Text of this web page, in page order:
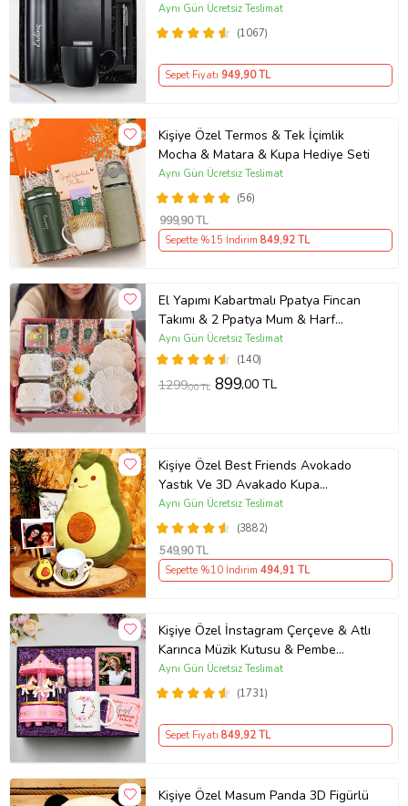
(1067)
Aynı Gün Ücretsiz Teslimat
Sepet Fiyatı 949,90 TL
Kişiye Özel Termos & Tek İçimlik
Mocha & Matara & Kupa Hediye Seti
(56)
Aynı Gün Ücretsiz Teslimat
999,90 TL
Sepette %15 İndirim 849,92 TL
El Yapımı Kabartmalı Ppatya Fincan
Takımı & 2 Ppatya Mum & Harf
Anahtarlık & Kokulu Mendil Hediye
Seti-
(140)
Aynı Gün Ücretsiz Teslimat
1299,00 TL 899,00 TL
Kişiye Özel Best Friends Avokado
Yastık Ve 3D Avakado Kupa
Arkadaşa Hediye
(3882)
Aynı Gün Ücretsiz Teslimat
549,90 TL
Sepette %10 İndirim 494,91 TL
Kişiye Özel İnstagram Çerçeve & Atlı
Karınca Müzik Kutusu & Pembe
Bubble Mum & Kupa Hediye Seti
(1731)
Aynı Gün Ücretsiz Teslimat
Sepet Fiyatı 849,92 TL
Kişiye Özel Masum Panda 3D Figürlü